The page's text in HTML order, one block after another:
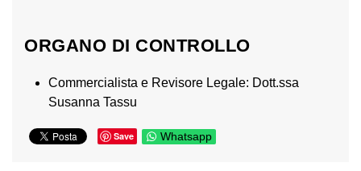
ORGANO DI CONTROLLO
Commercialista e Revisore Legale: Dott.ssa
Susanna Tassu
Save Whatsapp